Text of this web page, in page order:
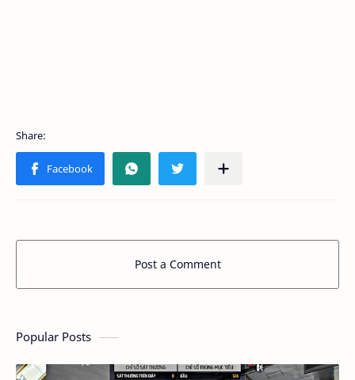
Post a Comment
Popular Posts